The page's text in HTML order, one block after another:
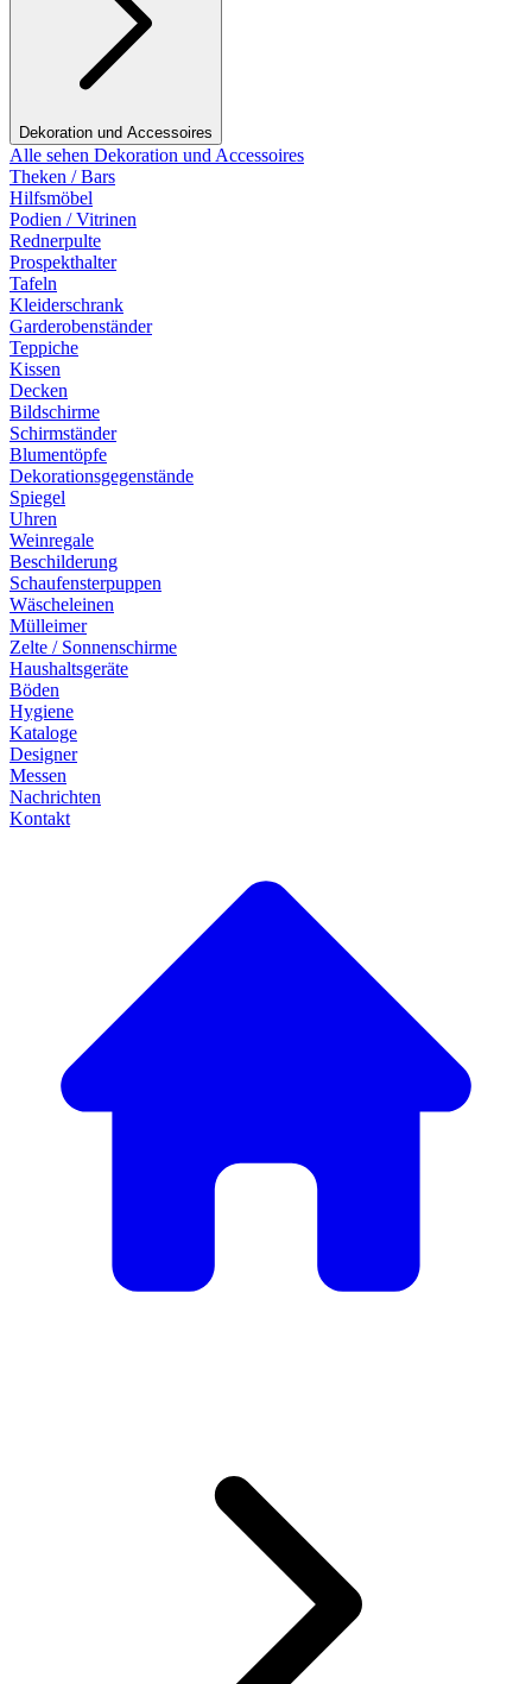
Dekoration und Accessoires
Alle sehen Dekoration und Accessoires
Theken / Bars
Hilfsmöbel
Podien / Vitrinen
Rednerpulte
Prospekthalter
Tafeln
Kleiderschrank
Garderobenständer
Teppiche
Kissen
Decken
Bildschirme
Schirmständer
Blumentöpfe
Dekorationsgegenstände
Spiegel
Uhren
Weinregale
Beschilderung
Schaufensterpuppen
Wäscheleinen
Mülleimer
Zelte / Sonnenschirme
Haushaltsgeräte
Böden
Hygiene
Kataloge
Designer
Messen
Nachrichten
Kontakt